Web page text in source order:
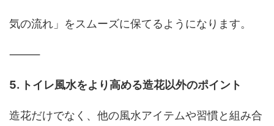
気の流れ」をスムーズに保てるようになります。
⸻
5. トイレ風水をより高める造花以外のポイント
造花だけでなく、他の風水アイテムや習慣と組み合